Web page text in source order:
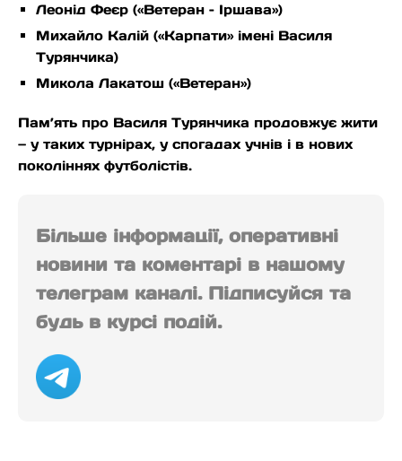
Леонід Феєр («Ветеран – Іршава»)
Михайло Калій («Карпати» імені Василя
Турянчика)
Микола Лакатош («Ветеран»)
Пам’ять про Василя Турянчика продовжує жити
— у таких турнірах, у спогадах учнів і в нових
поколіннях футболістів.
Більше інформації, оперативні
новини та коментарі в нашому
телеграм каналі. Підписуйся та
будь в курсі подій.